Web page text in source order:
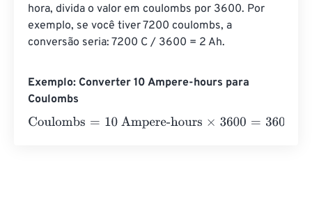
hora, divida o valor em coulombs por 3600. Por
exemplo, se você tiver 7200 coulombs, a
conversão seria: 7200 C / 3600 = 2 Ah.
Exemplo: Converter 10 Ampere-hours para
Coulombs
Coulombs= 10 Ampere-hours×3600 =36000 Coulombs